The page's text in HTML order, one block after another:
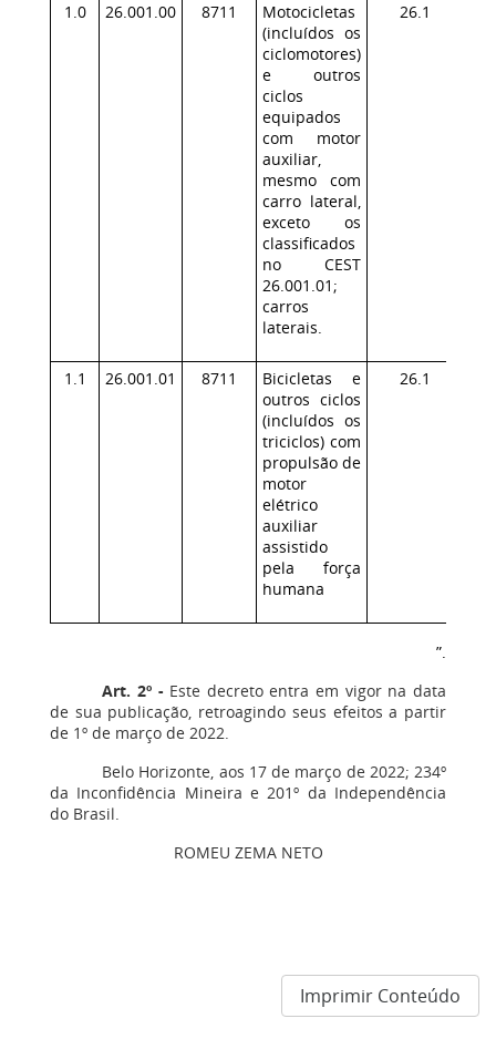
1.0 26.001.00 8711
Motocicletas
(incluídos os
ciclomotores)
e outros
ciclos
equipados
com motor
auxiliar,
mesmo com
carro lateral,
exceto os
classificados
no CEST
26.001.01;
carros
laterais.
26.1
1.1 26.001.01 8711
Bicicletas e
outros ciclos
(incluídos os
triciclos) com
propulsão de
motor
elétrico
auxiliar
assistido
pela força
humana
26.1
”.
Art. 2º - Este decreto entra em vigor na data
de sua publicação, retroagindo seus efeitos a partir
de 1º de março de 2022.
Belo Horizonte, aos 17 de março de 2022; 234º
da Inconfidência Mineira e 201º da Independência
do Brasil.
ROMEU ZEMA NETO
Imprimir Conteúdo